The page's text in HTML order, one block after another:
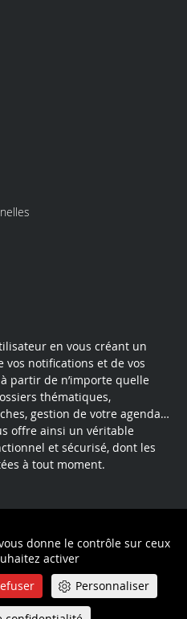
donne le contrôle sur ceux
activer
Personnaliser
en vous créant un
vos notifications et de vos
partir de n’importe quelle
thématiques,
gestion de votre agenda…
offre ainsi un véritable
et sécurisé, dont les
à tout moment.
confidentialité